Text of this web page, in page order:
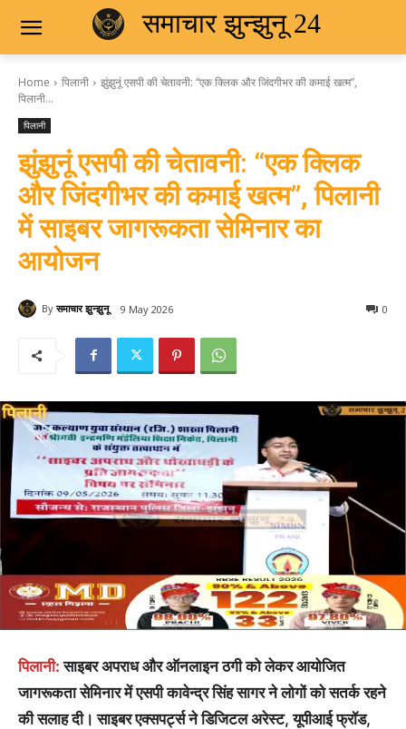
समाचार झुन्झुनू 24
Home पिलानी
झुंझुनूं एसपी की चेतावनी: “एक क्लिक और जिंदगीभर की कमाई खत्म”,
पिलानी...
पिलानी
झुंझुनूं एसपी की चेतावनी: “एक क्लिक
और जिंदगीभर की कमाई खत्म”, पिलानी
में साइबर जागरूकता सेमिनार का
आयोजन
By समाचार झुन्झुनू 9 May 2026 0
पिलानी:साइबर अपराध और ऑनलाइन ठगी को लेकर आयोजित
जागरूकता सेमिनार में एसपी कावेन्द्र सिंह सागर ने लोगों को सतर्क रहने
की सलाह दी। साइबर एक्सपर्ट्स ने डिजिटल अरेस्ट, यूपीआई फ्रॉड,